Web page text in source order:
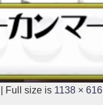
Full size is 1138 × 616